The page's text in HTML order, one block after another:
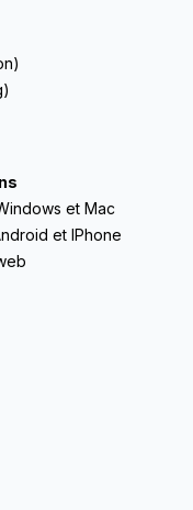
et Mac
et IPhone